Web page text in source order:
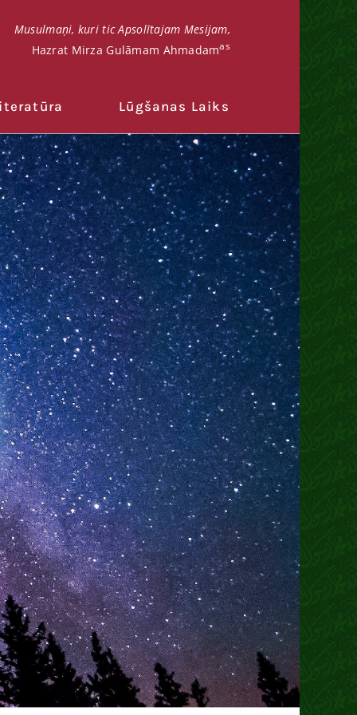
Musulmaņi, kuri tic Apsolītajam Mesijam,
Hazrat Mirza Gulāmam Ahmadamas
Lūgšanas Laiks